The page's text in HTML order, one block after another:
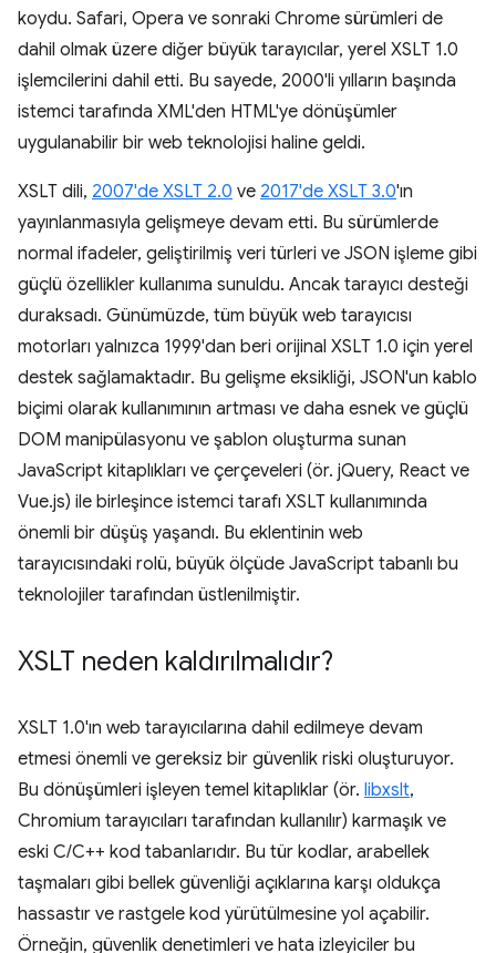
koydu. Safari, Opera ve sonraki Chrome sürümleri de
dahil olmak üzere diğer büyük tarayıcılar, yerel XSLT 1.0
işlemcilerini dahil etti. Bu sayede, 2000'li yılların başında
istemci tarafında XML'den HTML'ye dönüşümler
uygulanabilir bir web teknolojisi haline geldi.
XSLT dili, 2007'de XSLT 2.0 ve 2017'de XSLT 3.0'ın
yayınlanmasıyla gelişmeye devam etti. Bu sürümlerde
normal ifadeler, geliştirilmiş veri türleri ve JSON işleme gibi
güçlü özellikler kullanıma sunuldu. Ancak tarayıcı desteği
duraksadı. Günümüzde, tüm büyük web tarayıcısı
motorları yalnızca 1999'dan beri orijinal XSLT 1.0 için yerel
destek sağlamaktadır. Bu gelişme eksikliği, JSON'un kablo
biçimi olarak kullanımının artması ve daha esnek ve güçlü
DOM manipülasyonu ve şablon oluşturma sunan
JavaScript kitaplıkları ve çerçeveleri (ör. jQuery, React ve
Vue.js) ile birleşince istemci tarafı XSLT kullanımında
önemli bir düşüş yaşandı. Bu eklentinin web
tarayıcısındaki rolü, büyük ölçüde JavaScript tabanlı bu
teknolojiler tarafından üstlenilmiştir.
XSLT neden kaldırılmalıdır?
XSLT 1.0'ın web tarayıcılarına dahil edilmeye devam
etmesi önemli ve gereksiz bir güvenlik riski oluşturuyor.
Bu dönüşümleri işleyen temel kitaplıklar (ör. libxslt,
Chromium tarayıcıları tarafından kullanılır) karmaşık ve
eski C/C++ kod tabanlarıdır. Bu tür kodlar, arabellek
taşmaları gibi bellek güvenliği açıklarına karşı oldukça
hassastır ve rastgele kod yürütülmesine yol açabilir.
Örneğin, güvenlik denetimleri ve hata izleyiciler bu